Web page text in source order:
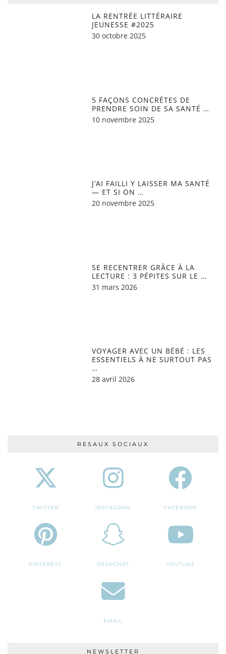
LA RENTRÉE LITTÉRAIRE
JEUNESSE #2025
30 octobre 2025
5 FAÇONS CONCRÈTES DE
PRENDRE SOIN DE SA SANTÉ …
10 novembre 2025
J’AI FAILLI Y LAISSER MA SANTÉ
— ET SI ON …
20 novembre 2025
SE RECENTRER GRÂCE À LA
LECTURE : 3 PÉPITES SUR LE …
31 mars 2026
VOYAGER AVEC UN BÉBÉ : LES
ESSENTIELS À NE SURTOUT PAS
…
28 avril 2026
RESAUX SOCIAUX
TWITTER INSTAGRAM FACEBOOK
PINTEREST SNAPCHAT YOUTUBE
EMAIL
NEWSLETTER